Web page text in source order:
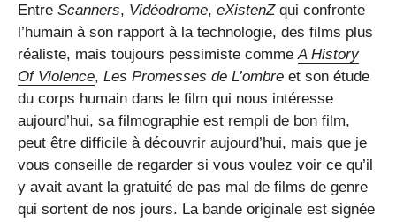
Entre Scanners, Vidéodrome, eXistenZqui confronte
l’humain à son rapport à la technologie, des films plus
réaliste, mais toujours pessimiste commeA History
Of Violence, Les Promesses de L’ombre et son étude
du corps humain dans le film qui nous intéresse
aujourd’hui, sa filmographie est rempli de bon film,
peut être difficile à découvrir aujourd’hui, mais que je
vous conseille de regarder si vous voulez voir ce qu’il
y avait avant la gratuité de pas mal de films de genre
qui sortent de nos jours. La bande originale est signée